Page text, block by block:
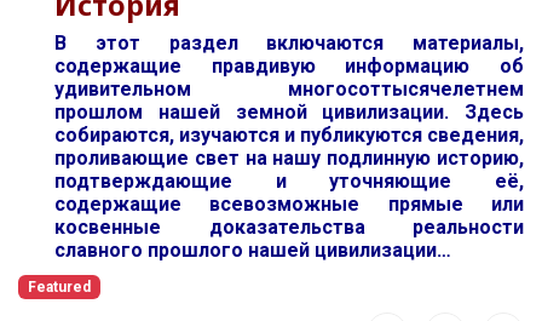
В этот раздел включаются материалы,
содержащие правдивую информацию об
удивительном многосоттысячелетнем
прошлом нашей земной цивилизации. Здесь
собираются, изучаются и публикуются сведения,
проливающие свет на нашу подлинную историю,
подтверждающие и уточняющие её,
содержащие всевозможные прямые или
косвенные доказательства реальности
славного прошлого нашей цивилизации…
Featured